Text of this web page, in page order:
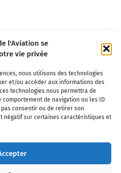
l'Aviation se
vie privée
nous utilisons des technologies
et/ou accéder aux informations des
technologies nous permettra de
de navigation ou les ID
consentir ou de retirer son
négatif sur certaines caractéristiques et
contacter
Partenaires
de confidentialité Cookies
commerciale, l'aviation d'affaires, les